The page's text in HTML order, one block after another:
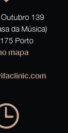
139
da Música)
Porto
mapa